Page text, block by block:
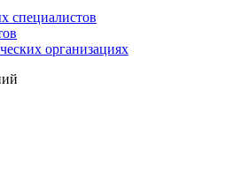
специалистов
организациях